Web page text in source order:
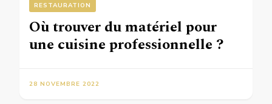
RESTAURATION
Où trouver du matériel pour
une cuisine professionnelle ?
28 NOVEMBRE 2022